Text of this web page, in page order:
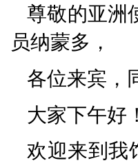
尊敬的亚洲
员纳蒙多，
各位来宾，
大家下午好！
欢迎来到我